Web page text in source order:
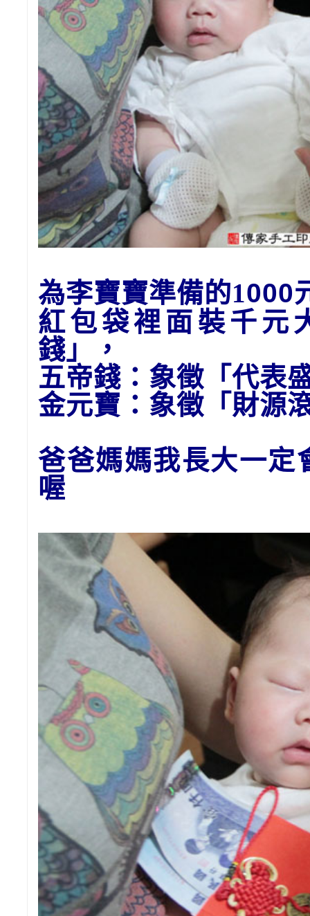
為李寶寶準備的1000
紅包袋裡面裝千元
錢」
，
五帝錢：象徵「代表
金元寶 ：象徵「財
爸爸媽媽我長大一定
喔